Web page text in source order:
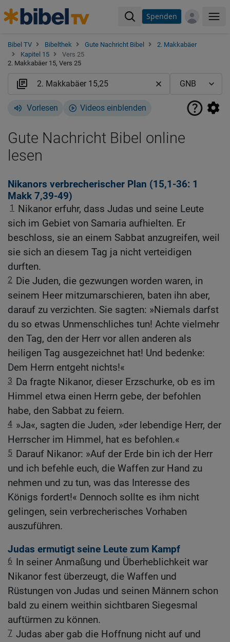
Spenden
Bibel TV Bibelthek Gute Nachricht Bibel
2. Makkabäer
Kapitel 15
Vers 25
2. Makkabäer 15, Vers 25
Vorlesen Videos einblenden
Gute Nachricht Bibel online
lesen
Nikanors verbrecherischer Plan (15,1-36: 1
Makk 7,39-49)
1
Nikanor erfuhr, dass Judas und seine Leute
sich im Gebiet von Samaria aufhielten. Er
beschloss, sie an einem Sabbat anzugreifen, weil
sie sich an diesem Tag ja nicht verteidigen
durften.
2 Die Juden, die gezwungen worden waren, in
seinem Heer mitzumarschieren, baten ihn aber,
darauf zu verzichten. Sie sagten: »Niemals darfst
du so etwas Unmenschliches tun! Achte vielmehr
den Tag, den der Herr vor allen anderen als
heiligen Tag ausgezeichnet hat! Und bedenke:
Dem Herrn entgeht nichts!«
3 Da fragte Nikanor, dieser Erzschurke, ob es im
Himmel etwa einen Herrn gebe, der befohlen
habe, den Sabbat zu feiern.
4 »Ja«, sagten die Juden, »der lebendige Herr, der
Herrscher im Himmel, hat es befohlen.«
5 Darauf Nikanor: »Auf der Erde bin ich der Herr
und ich befehle euch, die Waffen zur Hand zu
nehmen und zu tun, was das Interesse des
Königs fordert!« Dennoch sollte es ihm nicht
gelingen, sein verbrecherisches Vorhaben
auszuführen.
Judas ermutigt seine Leute zum Kampf
6 In seiner Anmaßung und Überheblichkeit war
Nikanor fest überzeugt, die Waffen und
Rüstungen von Judas und seinen Männern schon
bald zu einem weithin sichtbaren Siegesmal
auftürmen zu können.
7 Judas aber gab die Hoffnung nicht auf und